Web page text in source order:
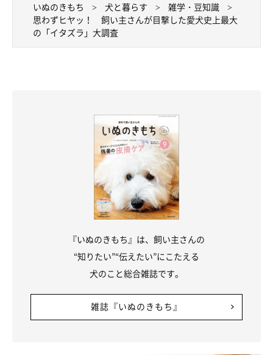
いぬのきもち 犬と暮らす
雑学・豆知識
思わずヒヤッ！ 飼い主さんが目撃した愛犬史上最大
の「イタズラ」大調査
『いぬのきもち』は、飼い主さんの
“知りたい”“伝えたい”にこたえる
犬のこと総合雑誌です。
雑誌『いぬのきもち』